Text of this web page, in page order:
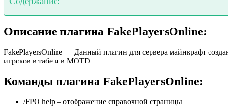
Описание плагина FakePlayersOnline:
FakePlayersOnline — Данный плагин для сервера майнкрафт
игроков в табе и в MOTD.
Команды плагина FakePlayersOnline:
/FPO help – отображение справочной страницы